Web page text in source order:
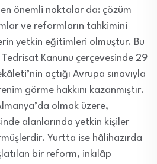
önemli noktalar da: çözüm
ve reformların tahkimini
yetkin eğitimleri olmuştur. Bu
Kanunu çerçevesinde 29
açtığı Avrupa sınavıyla
görme hakkını kazanmıştır.
olmak üzere,
alanlarında yetkin kişiler
Yurtta ise hâlihazırda
bir reform, inkılâp